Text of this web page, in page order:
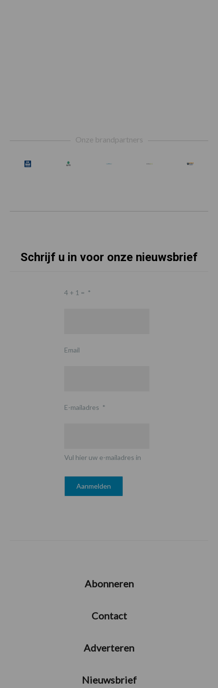
Onze brandpartners
Schrijf u in voor onze nieuwsbrief
4 + 1 = *
Email
E-mailadres *
Vul hier uw e-mailadres in
Abonneren
Contact
Adverteren
Nieuwsbrief